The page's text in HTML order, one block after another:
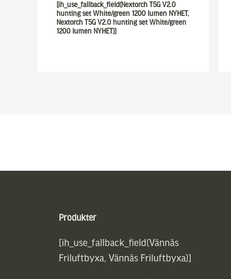
[ih_use_fallback_field(Nextorch T5G V2.0
hunting set White/green 1200 lumen NYHET,
Nextorch T5G V2.0 hunting set White/green
1200 lumen NYHET)]
Produkter
[ih_use_fallback_field(Vännäs
Friluftbyxa, Vännäs Friluftbyxa)]